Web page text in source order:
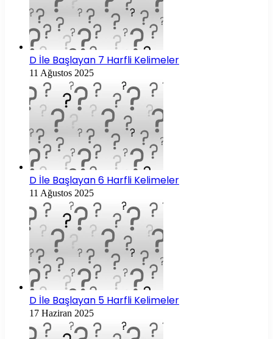
D İle Başlayan 7 Harfli Kelimeler
11 Ağustos 2025
D İle Başlayan 6 Harfli Kelimeler
11 Ağustos 2025
D İle Başlayan 5 Harfli Kelimeler
17 Haziran 2025